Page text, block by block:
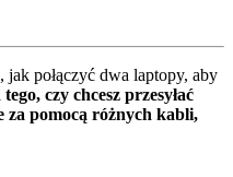
jak połączyć dwa laptopy, aby
czy chcesz przesyłać
za pomocą różnych kabli,